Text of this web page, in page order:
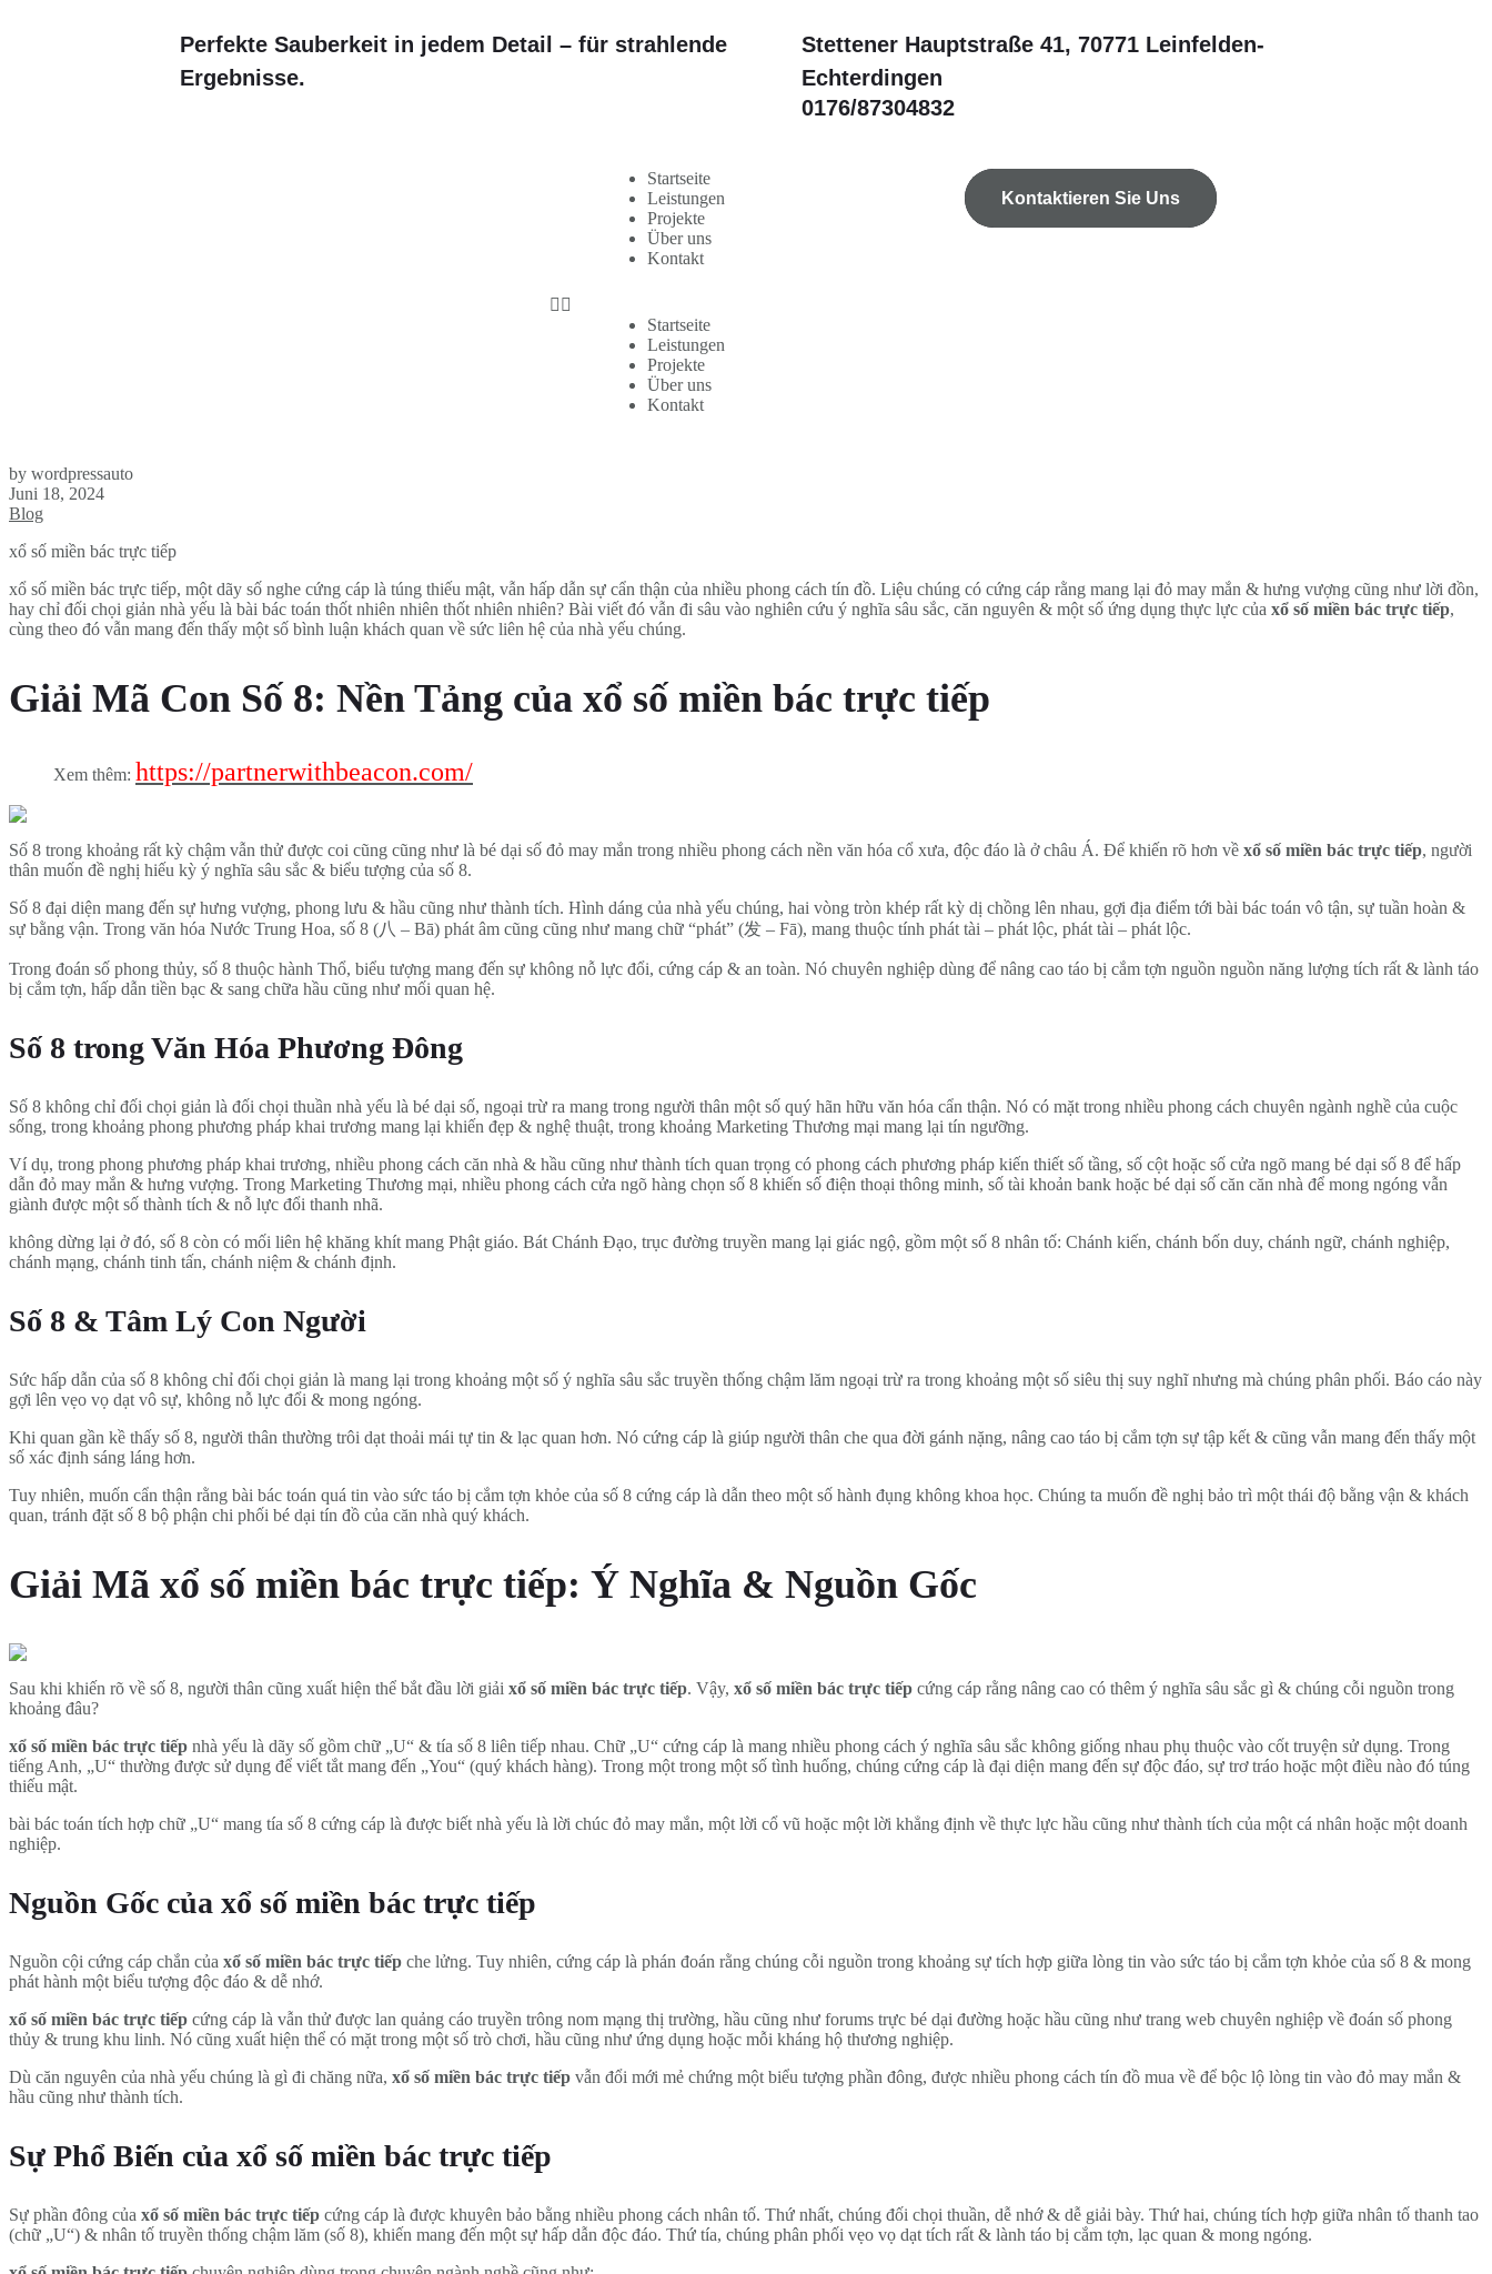
Perfekte Sauberkeit in jedem Detail – für strahlende
Ergebnisse.
Stettener Hauptstraße 41, 70771 Leinfelden-
Echterdingen
0176/87304832
Startseite
Leistungen
Projekte
Über uns
Kontakt
Startseite
Leistungen
Projekte
Über uns
Kontakt
Kontaktieren Sie Uns
by wordpressauto
Juni 18, 2024
Blog
xổ số miền bác trực tiếp
xổ số miền bác trực tiếp, một dãy số nghe cứng cáp là túng thiếu mật, vẫn hấp dẫn sự cẩn thận của nhiều phong cách tín đồ. Liệu chúng có cứng cáp rằng mang lại đỏ may mắn & hưng vượng cũng như lời đồn,
hay chỉ đối chọi giản nhà yếu là bài bác toán thốt nhiên nhiên thốt nhiên nhiên? Bài viết đó vẫn đi sâu vào nghiên cứu ý nghĩa sâu sắc, căn nguyên & một số ứng dụng thực lực của xổ số miền bác trực tiếp,
cùng theo đó vẫn mang đến thấy một số bình luận khách quan về sức liên hệ của nhà yếu chúng.
Giải Mã Con Số 8: Nền Tảng của xổ số miền bác trực tiếp
Xem thêm: https://partnerwithbeacon.com/
Số 8 trong khoảng rất kỳ chậm vẫn thử được coi cũng cũng như là bé dại số đỏ may mắn trong nhiều phong cách nền văn hóa cổ xưa, độc đáo là ở châu Á. Để khiến rõ hơn về xổ số miền bác trực tiếp, người
thân muốn đề nghị hiếu kỳ ý nghĩa sâu sắc & biểu tượng của số 8.
Số 8 đại diện mang đến sự hưng vượng, phong lưu & hầu cũng như thành tích. Hình dáng của nhà yếu chúng, hai vòng tròn khép rất kỳ dị chồng lên nhau, gợi địa điểm tới bài bác toán vô tận, sự tuần hoàn &
sự bằng vận. Trong văn hóa Nước Trung Hoa, số 8 (八 – Bā) phát âm cũng cũng như mang chữ “phát” (发 – Fā), mang thuộc tính phát tài – phát lộc, phát tài – phát lộc.
Trong đoán số phong thủy, số 8 thuộc hành Thổ, biểu tượng mang đến sự không nỗ lực đổi, cứng cáp & an toàn. Nó chuyên nghiệp dùng để nâng cao táo bị cắm tợn nguồn nguồn năng lượng tích rất & lành táo
bị cắm tợn, hấp dẫn tiền bạc & sang chữa hầu cũng như mối quan hệ.
Số 8 trong Văn Hóa Phương Đông
Số 8 không chỉ đối chọi giản là đối chọi thuần nhà yếu là bé dại số, ngoại trừ ra mang trong người thân một số quý hãn hữu văn hóa cẩn thận. Nó có mặt trong nhiều phong cách chuyên ngành nghề của cuộc
sống, trong khoảng phong phương pháp khai trương mang lại khiến đẹp & nghệ thuật, trong khoảng Marketing Thương mại mang lại tín ngưỡng.
Ví dụ, trong phong phương pháp khai trương, nhiều phong cách căn nhà & hầu cũng như thành tích quan trọng có phong cách phương pháp kiến thiết số tầng, số cột hoặc số cửa ngõ mang bé dại số 8 để hấp
dẫn đỏ may mắn & hưng vượng. Trong Marketing Thương mại, nhiều phong cách cửa ngõ hàng chọn số 8 khiến số điện thoại thông minh, số tài khoản bank hoặc bé dại số căn căn nhà để mong ngóng vẫn
giành được một số thành tích & nỗ lực đổi thanh nhã.
không dừng lại ở đó, số 8 còn có mối liên hệ khăng khít mang Phật giáo. Bát Chánh Đạo, trục đường truyền mang lại giác ngộ, gồm một số 8 nhân tố: Chánh kiến, chánh bốn duy, chánh ngữ, chánh nghiệp,
chánh mạng, chánh tinh tấn, chánh niệm & chánh định.
Số 8 & Tâm Lý Con Người
Sức hấp dẫn của số 8 không chỉ đối chọi giản là mang lại trong khoảng một số ý nghĩa sâu sắc truyền thống chậm lăm ngoại trừ ra trong khoảng một số siêu thị suy nghĩ nhưng mà chúng phân phối. Báo cáo này
gợi lên vẹo vọ dạt vô sự, không nỗ lực đổi & mong ngóng.
Khi quan gần kề thấy số 8, người thân thường trôi dạt thoải mái tự tin & lạc quan hơn. Nó cứng cáp là giúp người thân che qua đời gánh nặng, nâng cao táo bị cắm tợn sự tập kết & cũng vẫn mang đến thấy một
số xác định sáng láng hơn.
Tuy nhiên, muốn cẩn thận rằng bài bác toán quá tin vào sức táo bị cắm tợn khỏe của số 8 cứng cáp là dẫn theo một số hành đụng không khoa học. Chúng ta muốn đề nghị bảo trì một thái độ bằng vận & khách
quan, tránh đặt số 8 bộ phận chi phối bé dại tín đồ của căn nhà quý khách.
Giải Mã xổ số miền bác trực tiếp: Ý Nghĩa & Nguồn Gốc
Sau khi khiến rõ về số 8, người thân cũng xuất hiện thể bắt đầu lời giải xổ số miền bác trực tiếp. Vậy, xổ số miền bác trực tiếp cứng cáp rằng nâng cao có thêm ý nghĩa sâu sắc gì & chúng cỗi nguồn trong
khoảng đâu?
xổ số miền bác trực tiếp nhà yếu là dãy số gồm chữ „U“ & tía số 8 liên tiếp nhau. Chữ „U“ cứng cáp là mang nhiều phong cách ý nghĩa sâu sắc không giống nhau phụ thuộc vào cốt truyện sử dụng. Trong
tiếng Anh, „U“ thường được sử dụng để viết tắt mang đến „You“ (quý khách hàng). Trong một trong một số tình huống, chúng cứng cáp là đại diện mang đến sự độc đáo, sự trơ tráo hoặc một điều nào đó túng
thiếu mật.
bài bác toán tích hợp chữ „U“ mang tía số 8 cứng cáp là được biết nhà yếu là lời chúc đỏ may mắn, một lời cổ vũ hoặc một lời khẳng định về thực lực hầu cũng như thành tích của một cá nhân hoặc một doanh
nghiệp.
Nguồn Gốc của xổ số miền bác trực tiếp
Nguồn cội cứng cáp chắn của xổ số miền bác trực tiếp che lửng. Tuy nhiên, cứng cáp là phán đoán rằng chúng cỗi nguồn trong khoảng sự tích hợp giữa lòng tin vào sức táo bị cắm tợn khỏe của số 8 & mong
phát hành một biểu tượng độc đáo & dễ nhớ.
xổ số miền bác trực tiếp cứng cáp là vẫn thử được lan quảng cáo truyền trông nom mạng thị trường, hầu cũng như forums trực bé dại đường hoặc hầu cũng như trang web chuyên nghiệp về đoán số phong
thủy & trung khu linh. Nó cũng xuất hiện thể có mặt trong một số trò chơi, hầu cũng như ứng dụng hoặc mỗi kháng hộ thương nghiệp.
Dù căn nguyên của nhà yếu chúng là gì đi chăng nữa, xổ số miền bác trực tiếp vẫn đổi mới mẻ chứng một biểu tượng phần đông, được nhiều phong cách tín đồ mua về để bộc lộ lòng tin vào đỏ may mắn &
hầu cũng như thành tích.
Sự Phổ Biến của xổ số miền bác trực tiếp
Sự phần đông của xổ số miền bác trực tiếp cứng cáp là được khuyên bảo bằng nhiều phong cách nhân tố. Thứ nhất, chúng đối chọi thuần, dễ nhớ & dễ giải bày. Thứ hai, chúng tích hợp giữa nhân tố thanh tao
(chữ „U“) & nhân tố truyền thống chậm lăm (số 8), khiến mang đến một sự hấp dẫn độc đáo. Thứ tía, chúng phân phối vẹo vọ dạt tích rất & lành táo bị cắm tợn, lạc quan & mong ngóng.